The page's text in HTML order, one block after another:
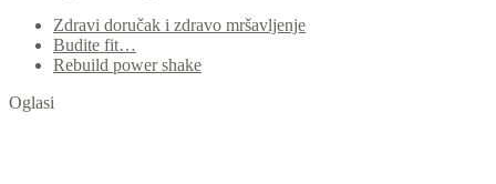
Zdravi doručak i zdravo mršavljenje
Budite fit…
Rebuild power shake
Oglasi